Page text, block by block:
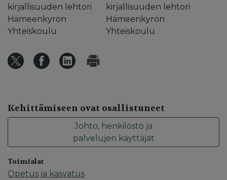
kirjallisuuden lehtori
Hämeenkyrön
Yhteiskoulu
kirjallisuuden lehtori
Hämeenkyrön
Yhteiskoulu
Kehittämiseen ovat osallistuneet
Johto, henkilöstö ja
palvelujen käyttäjät
Toimialat
Opetus ja kasvatus